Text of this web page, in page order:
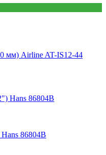
мм) Airline AT-IS12-44
86804B